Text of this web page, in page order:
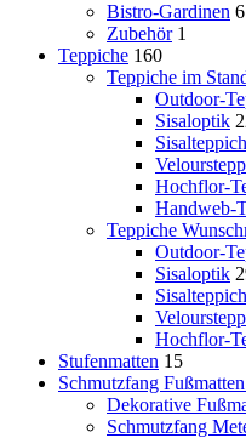
Bistro-Gardinen 6
Zubehör 1
Teppiche 160
Teppiche im
Outdoor-
Sisaloptik
Hochflor-
Handweb-
Teppiche
Outdoor-
Sisaloptik
Hochflor-
Stufenmatten 15
Schmutzfang
Dekorative
Schmutzfang